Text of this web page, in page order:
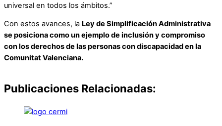
universal en todos los ámbitos.”
Con estos avances, la Ley de Simplificación Administrativa
se posiciona como un ejemplo de inclusión y compromiso
con los derechos de las personas con discapacidad en la
Comunitat Valenciana.
Publicaciones Relacionadas: